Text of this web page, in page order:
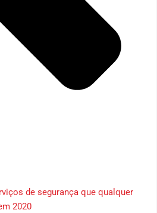
de segurança que qualquer
2020